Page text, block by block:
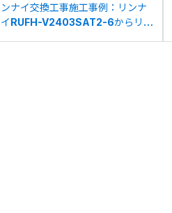
ンナイ交換工事施工事例：リンナ
イRUFH-V2403SAT2-6からリン